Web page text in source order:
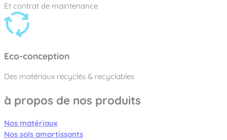
Et contrat de maintenance
Eco-conception
Des matériaux recyclés & recyclables
à propos de nos produits
Nos matériaux
Nos sols amortissants